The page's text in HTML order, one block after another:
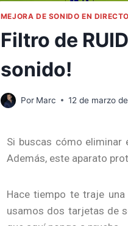
MEJORA DE SONIDO EN
Filtro de
sonido!
Por Marc 12 de marzo
Si buscas cómo eliminar
Además, este aparato
Hace tiempo te traje
usamos dos tarjetas de